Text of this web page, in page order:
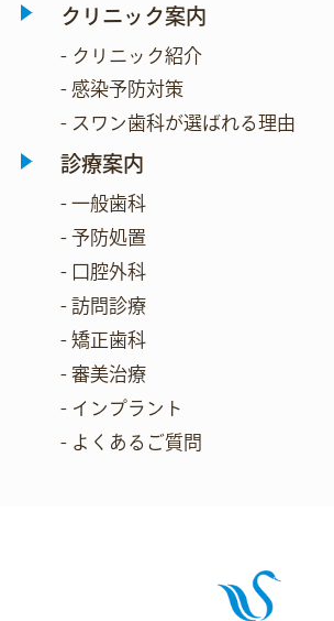
クリニック案内
- クリニック紹介
- 感染予防対策
- スワン歯科が選ばれる理由
診療案内
- 一般歯科
- 予防処置
- 口腔外科
- 訪問診療
- 矯正歯科
- 審美治療
- インプラント
- よくあるご質問